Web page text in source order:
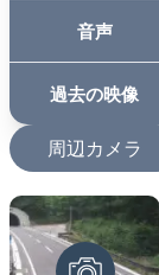
音声
過去の映像
周辺カメラ